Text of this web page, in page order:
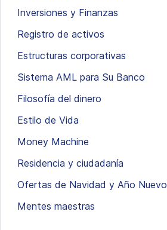
Inversiones y Finanzas
Registro de activos
Estructuras corporativas
Sistema AML para Su Banco
Filosofía del dinero
Estilo de Vida
Money Machine
Residencia y ciudadanía
Ofertas de Navidad y Año Nuevo
Mentes maestras